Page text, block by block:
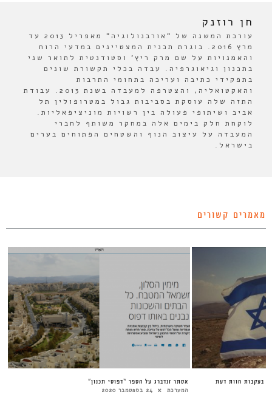
חן רוזנק
עורכת המשנה של "אורבנולוגיה" מאפריל 2013 עד
מרץ 2016. בוגרת תכנית המצטיינים במדעי הרוח
והאמנויות על שם מרק ריץ' וסטודנטית לתואר שני
בתכנון וגיאוגרפיה. עבדה בכלי תקשורת שונים
בתפקידי כתיבה ועריכה בתחומי התרבות
והאקטואליה, והצטרפה למעבדה בשנת 2013. עבודת
התזה שלה עוסקת בסביבות גבול במטרופולין תל
אביב ושיתופי פעולה בין רשויות מוניציפאליות.
לוקחת חלק בימים אלה במחקר משותף לחברי
המעבדה על עיצוב הנוף והשטחים הפתוחים בערים
בישראל.
מאמרים קשורים
אסתר זנדברג על הספר “דפוסי תכנון”
המערכת 24 בספטמבר 2020
בעקבות חוות דעת